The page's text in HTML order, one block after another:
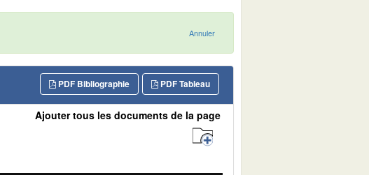
Annuler
PDF Tableau
PDF Bibliographie
Ajouter tous les documents de la page